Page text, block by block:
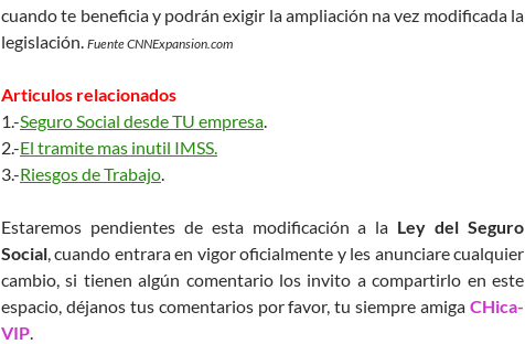
cuando te beneficia y podrán exigir la ampliación na vez modificada la
legislación. Fuente CNNExpansion.com
Articulos relacionados
1.-Seguro Social desde TU empresa.
2.-El tramite mas inutil IMSS.
3.-Riesgos de Trabajo.
Estaremos pendientes de esta modificación a la Ley del Seguro
Social, cuando entrara en vigor oficialmente y les anunciare cualquier
cambio, si tienen algún comentario los invito a compartirlo en este
espacio, déjanos tus comentarios por favor, tu siempre amiga CHica-
VIP.